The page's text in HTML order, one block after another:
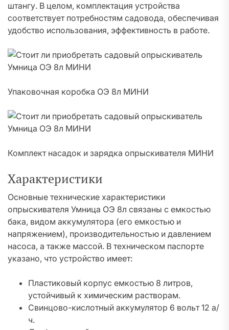
штангу. В целом, комплектация устройства
соответствует потребностям садовода, обеспечивая
удобство использования, эффективность в работе.
Упаковочная коробка ОЭ 8л МИНИ
Комплект насадок и зарядка опрыскивателя МИНИ
Характеристики
Основные технические характеристики
опрыскивателя Умница ОЭ 8л связаны с емкостью
бака, видом аккумулятора (его емкостью и
напряжением), производительностью и давлением
насоса, а также массой. В техническом паспорте
указано, что устройство имеет:
Пластиковый корпус емкостью 8 литров,
устойчивый к химическим растворам.
Свинцово-кислотный аккумулятор 6 вольт 12 а/
ч.